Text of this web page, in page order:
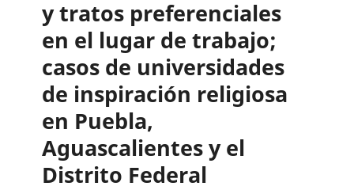
y tratos preferenciales
en el lugar de trabajo;
casos de universidades
de inspiración religiosa
en Puebla,
Aguascalientes y el
Distrito Federal